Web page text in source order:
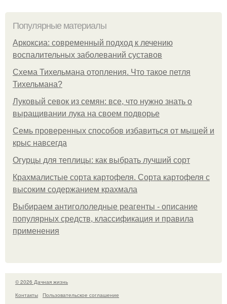
Популярные материалы
Аркоксиа: современный подход к лечению
воспалительных заболеваний суставов
Схема Тихельмана отопления. Что такое петля
Тихельмана?
Луковый севок из семян: все, что нужно знать о
выращивании лука на своем подворье
Семь проверенных способов избавиться от мышей и
крыс навсегда
Огурцы для теплицы: как выбрать лучший сорт
Крахмалистые сорта картофеля. Сорта картофеля с
высоким содержанием крахмала
Выбираем антигололедные реагенты - описание
популярных средств, классификация и правила
применения
© 2026 Дачная жизнь
Контакты
Пользовательское соглашение